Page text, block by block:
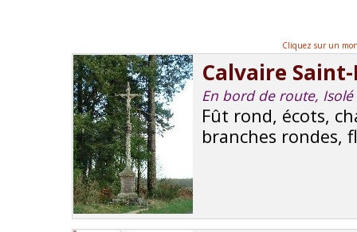
Cliquez sur un
Calvaire
En bord de route, Isolé
Fût rond, écots,
branches rondes,